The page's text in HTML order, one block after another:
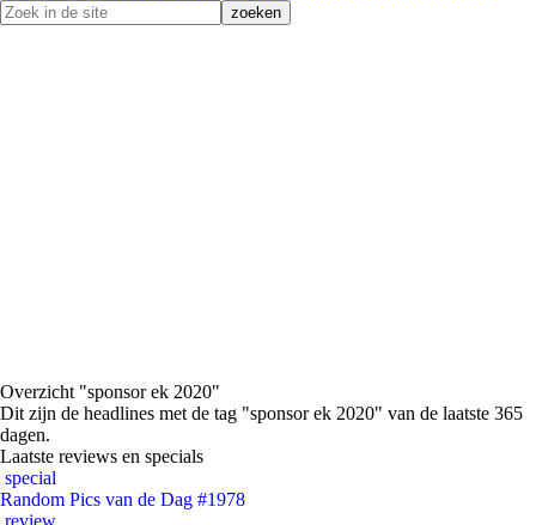
Overzicht "sponsor ek 2020"
Dit zijn de headlines met de tag "sponsor ek 2020" van de laatste 365
dagen.
Laatste reviews en specials
special
Random Pics van de Dag #1978
review